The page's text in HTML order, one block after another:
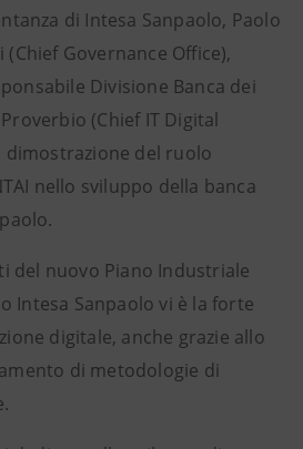
di Intesa Sanpaolo, Paolo
Governance Office),
Divisione Banca dei
(Chief IT Digital
dimostrazione del ruolo
nello sviluppo della banca
del nuovo Piano Industriale
Intesa Sanpaolo vi è la forte
digitale, anche grazie allo
di metodologie di